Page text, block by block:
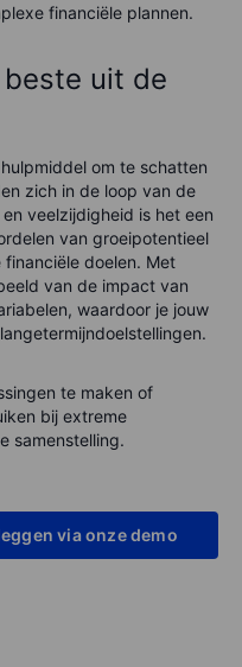
financiële plannen.
uit de
om te schatten
zich in de loop van de
veelzijdigheid is het een
van groeipotentieel
doelen. Met
van de impact van
waardoor je jouw
te maken of
bij extreme
samenstelling.
via onze demo